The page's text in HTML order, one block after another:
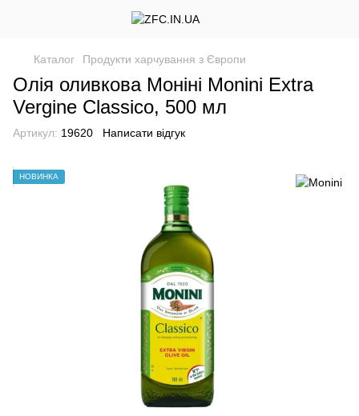
Каталог Продукти харчування з Європи
Олія оливкова Моніні Monini Extra
Vergine Classico, 500 мл
Артикул: 19620 Написати відгук
НОВИНКА